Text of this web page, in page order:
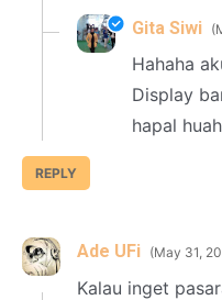
REPLY
Gita Siwi
Hahaha
Display
hapal
Ade UFi May 31,
Kalau inget